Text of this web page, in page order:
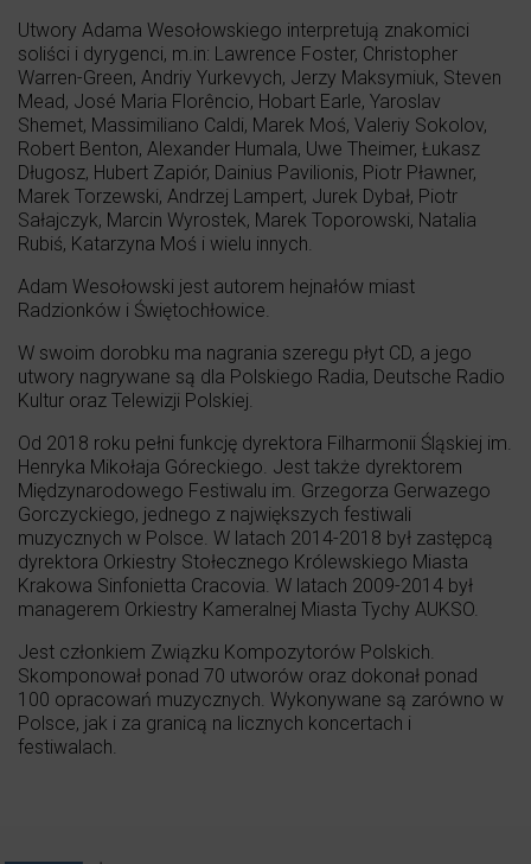
Utwory Adama Wesołowskiego interpretują znakomici
soliści i dyrygenci, m.in: Lawrence Foster, Christopher
Warren-Green, Andriy Yurkevych, Jerzy Maksymiuk, Steven
Mead, José Maria Florêncio, Hobart Earle, Yaroslav
Shemet, Massimiliano Caldi, Marek Moś, Valeriy Sokolov,
Robert Benton, Alexander Humala, Uwe Theimer, Łukasz
Długosz, Hubert Zapiór, Dainius Pavilionis, Piotr Pławner,
Marek Torzewski, Andrzej Lampert, Jurek Dybał, Piotr
Sałajczyk, Marcin Wyrostek, Marek Toporowski, Natalia
Rubiś, Katarzyna Moś i wielu innych.
Adam Wesołowski jest autorem hejnałów miast
Radzionków i Świętochłowice.
W swoim dorobku ma nagrania szeregu płyt CD, a jego
utwory nagrywane są dla Polskiego Radia, Deutsche Radio
Kultur oraz Telewizji Polskiej.
Od 2018 roku pełni funkcję dyrektora Filharmonii Śląskiej im.
Henryka Mikołaja Góreckiego. Jest także dyrektorem
Międzynarodowego Festiwalu im. Grzegorza Gerwazego
Gorczyckiego, jednego z największych festiwali
muzycznych w Polsce. W latach 2014-2018 był zastępcą
dyrektora Orkiestry Stołecznego Królewskiego Miasta
Krakowa Sinfonietta Cracovia. W latach 2009-2014 był
managerem Orkiestry Kameralnej Miasta Tychy AUKSO.
Jest członkiem Związku Kompozytorów Polskich.
Skomponował ponad 70 utworów oraz dokonał ponad
100 opracowań muzycznych. Wykonywane są zarówno w
Polsce, jak i za granicą na licznych koncertach i
festiwalach.